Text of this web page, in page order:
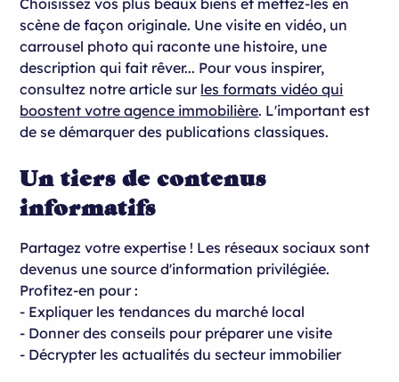
scène de façon originale. Une visite en vidéo, un
carrousel photo qui raconte une histoire, une
description qui fait rêver... Pour vous inspirer,
consultez notre article sur les formats vidéo qui
boostent votre agence immobilière. L'important est
de se démarquer des publications classiques.
Un tiers de contenus
informatifs
Partagez votre expertise ! Les réseaux sociaux sont
devenus une source d'information privilégiée.
Profitez-en pour :
- Expliquer les tendances du marché local
- Donner des conseils pour préparer une visite
- Décrypter les actualités du secteur immobilier